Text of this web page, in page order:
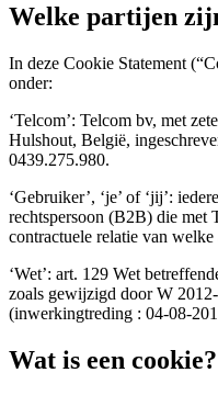
Welke partijen
In deze Cookie Statement
onder:
‘Telcom’: Telcom bv, met
Hulshout, België,
0439.275.980.
‘Gebruiker’, ‘je’ of ‘jij’:
rechtspersoon (B2B) die met
contractuele relatie van
‘Wet’: art. 129 Wet
zoals gewijzigd door W
(inwerkingtreding : 04-08-
Wat is een cookie?